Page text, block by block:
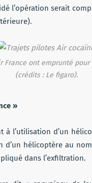
l’opération serait
France ont emprunté
(crédits : Le figaro).
»
à l’utilisation d’un
hélicoptère au nom
dans l’exfiltration.